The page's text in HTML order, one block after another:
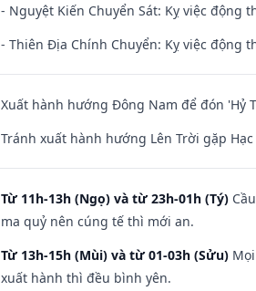
- Nguyệt Kiến Chuyển Sát: Kỵ việc động
- Thiên Địa Chính Chuyển: Kỵ việc động
Xuất hành hướng Đông Nam để đón 'Hỷ
Tránh xuất hành hướng Lên Trời gặp Hạc
Từ 11h-13h (Ngọ) và từ 23h-01h (Tý)
ma quỷ nên cúng tế thì mới an.
Từ 13h-15h (Mùi) và từ 01-03h (Sửu)
xuất hành thì đều bình yên.